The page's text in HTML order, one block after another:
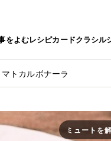
をよむレシピカードクラシル
トカルボナーラ
ミュートを